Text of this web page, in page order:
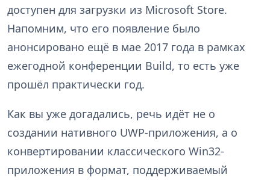
доступен для загрузки из Microsoft Store.
Напомним, что его появление было
анонсировано ещё в мае 2017 года в рамках
ежегодной конференции Build, то есть уже
прошёл практически год.
Как вы уже догадались, речь идёт не о
создании нативного UWP-приложения, а о
конвертировании классического Win32-
приложения в формат, поддерживаемый